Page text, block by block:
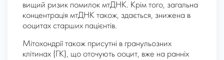
вищий ризик помилок мтДНК. Крім того, загальна
концентрація мтДНК також, здається, знижена в
ооцитах старших пацієнтів.
Мітохондрії також присутні в гранульозних
клітинах (ГК), що оточують ооцит, вже на ранніх